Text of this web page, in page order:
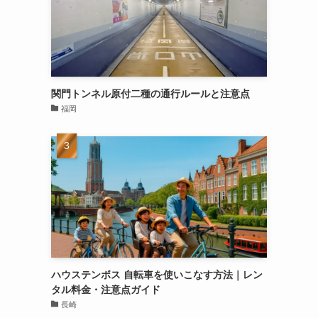
関門トンネル原付二種の通行ルールと注意点
福岡
ハウステンボス 自転車を使いこなす方法｜レン
タル料金・注意点ガイド
長崎